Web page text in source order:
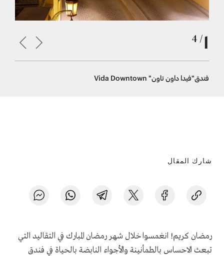
فندق"فيدا داون تاون" Vida Downtown
شارك المقال
رمضان كريم! انغمسوا خلال شهر رمضان المبارك في التقاليد التي
تبعث الاحساس بالطمأنينة والأجواء النابضة بالحياة في فندق